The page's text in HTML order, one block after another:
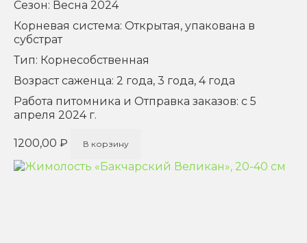
Сезон: Весна 2024
Корневая система: Открытая, упакована в
субстрат
Тип: Корнесобственная
Возраст саженца: 2 года, 3 года, 4 года
Работа питомника и Отправка заказов: с 5
апреля 2024 г.
1200,00 ₽ В корзину